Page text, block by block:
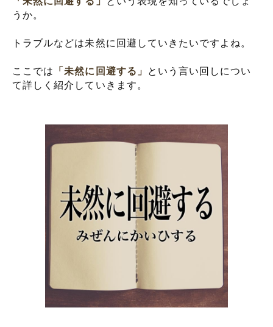
うか。
トラブルなどは未然に回避していきたいですよね。
ここでは 「未然に回避する」
という言い回しについ
て詳しく紹介していきます。